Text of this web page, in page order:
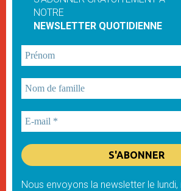
NOTRE
NEWSLETTER QUOTIDIENNE
Nous envoyons la newsletter le